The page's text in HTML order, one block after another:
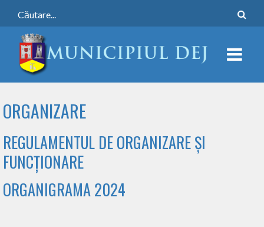
ORGANIZARE
REGULAMENTUL DE ORGANIZARE ȘI
FUNCȚIONARE
ORGANIGRAMA 2024